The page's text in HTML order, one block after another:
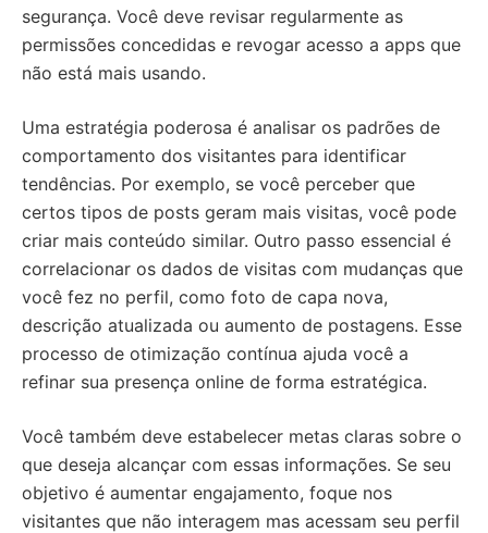
segurança. Você deve revisar regularmente as
permissões concedidas e revogar acesso a apps que
não está mais usando.
Uma estratégia poderosa é analisar os padrões de
comportamento dos visitantes para identificar
tendências. Por exemplo, se você perceber que
certos tipos de posts geram mais visitas, você pode
criar mais conteúdo similar. Outro passo essencial é
correlacionar os dados de visitas com mudanças que
você fez no perfil, como foto de capa nova,
descrição atualizada ou aumento de postagens. Esse
processo de otimização contínua ajuda você a
refinar sua presença online de forma estratégica.
Você também deve estabelecer metas claras sobre o
que deseja alcançar com essas informações. Se seu
objetivo é aumentar engajamento, foque nos
visitantes que não interagem mas acessam seu perfil